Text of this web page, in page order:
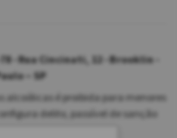
- Rua Cincinati, 12 - Brooklin -
– SP
alcoólicas é proibida para menores
delito, passível de sanção